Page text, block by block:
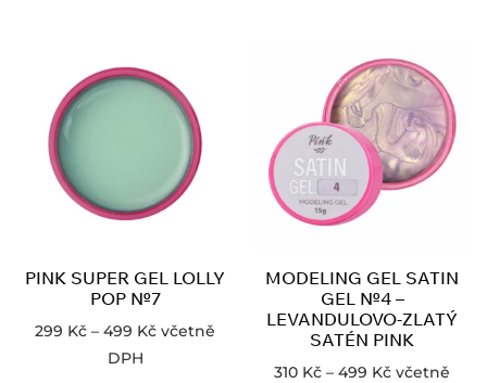
PINK SUPER GEL LOLLY
POP №7
299 Kč – 499 Kč včetně
DPH
MODELING GEL SATIN
GEL №4 –
LEVANDULOVO-ZLATÝ
SATÉN PINK
310 Kč – 499 Kč včetně